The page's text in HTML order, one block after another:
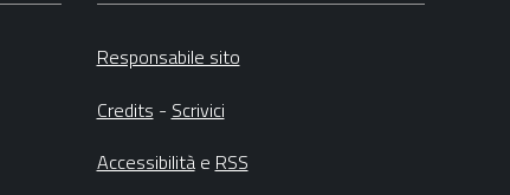
Responsabile sito
Credits - Scrivici
Accessibilitàe RSS